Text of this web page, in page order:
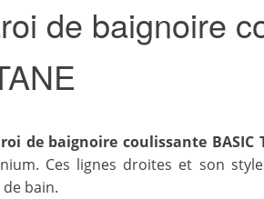
de baignoire
de baignoire coulissante BASIC
Ces lignes droites et son
bain.